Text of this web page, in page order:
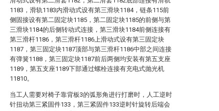
1183，滑轨1183内滑动式设有第三滑块1184，链条115前
侧固接设有第二固定块1185，第二固定块1185的前侧与第
三滑块1184的后侧转动式连接，第三滑块1184前侧连接有
第三滑杆1186，第三滑杆1186上滑动式设有第三固定块
1187，第三固定块1187顶部与第三滑杆1186中部之间连接
有弹簧1188，第三固定块1187前后两侧均安装有第五支座
1189，第五支座1189下部通过螺栓连接有充电式抛光机
11810。
当工人需要对椅子靠背板3的弧形角进行打磨时，人工逆时
针扭动第三紧固件133，第三紧固件133逆时针旋转后端会